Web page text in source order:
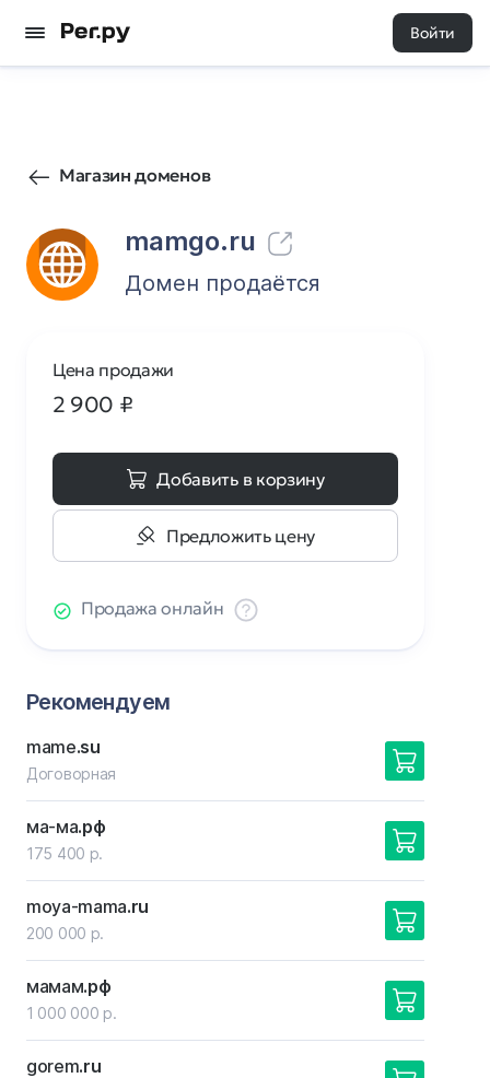
Войти
Магазин доменов
mamgo.ru
435 0
Домен продаётся
Цена продажи
2 900 ₽
Добавить в корзину
Предложить цену
Продажа онлайн
Рекомендуем
mame.su
Договорная
ма-ма.рф
175 400 р.
moya-mama.ru
200 000 р.
мамам.рф
1 000 000 р.
gorem.ru